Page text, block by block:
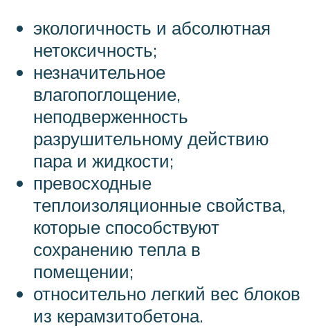
экологичность и абсолютная
нетоксичность;
незначительное
влагопоглощение,
неподверженность
разрушительному действию
пара и жидкости;
превосходные
теплоизоляционные свойства,
которые способствуют
сохранению тепла в
помещении;
относительно легкий вес блоков
из керамзитобетона.